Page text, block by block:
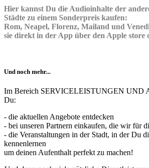
Hier kannst Du die Audioinhalte der
Städte zu einem Sonderpreis kaufen:
Rom, Neapel, Florenz, Mailand und
sie direkt in der App über den Apple store
Und noch mehr...
Im Bereich SERVICELEISTUNGEN UND
Du:
- die aktuellen Angebote entdecken
- bei unseren Partnern einkaufen, die wir für
- die Veranstaltungen in der Stadt, in der Du
kennenlernen
um deinen Aufenthalt perfekt zu machen!